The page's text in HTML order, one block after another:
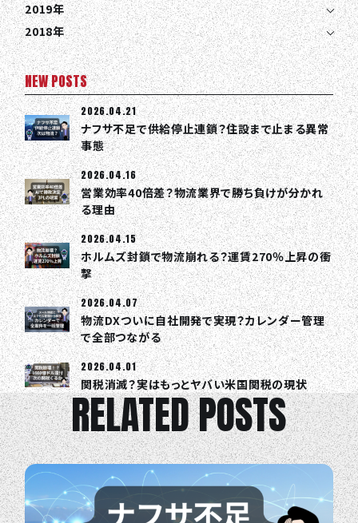
2019年
2018年
NEW POSTS
2026.04.21
ナフサ不足で供給停止連鎖？住設まで止まる異常
事態
2026.04.16
営業効率40倍差？物流業界で勝ち負けが分かれ
る理由
2026.04.15
ホルムズ封鎖で物流崩れる？運賃270％上昇の衝
撃
2026.04.07
物流DXついに自社開発で実現？カレンダー管理
で全部つながる
2026.04.01
関税消滅？実はもっとヤバい米国関税の現状
RELATED POSTS